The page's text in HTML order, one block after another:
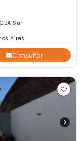
Sur
Aires
Consultar